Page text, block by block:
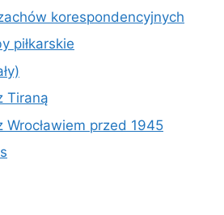
korespondencyjnych
piłkarskie
Tiraną
przed 1945